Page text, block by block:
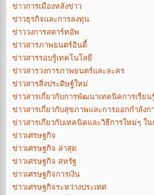
ข่าวการเมืองหลังข่าว
ข่าวธุรกิจและการลงทุน
ข่าววงการสตาร์ทอัพ
ข่าวสารภาพยนตร์อินดี้
ข่าวสารรอบรู้เทคโนโลยี
ข่าวสารวงการภาพยนตร์และละคร
ข่าวสารสิ่งประดิษฐ์ใหม่
ข่าวสารเกี่ยวกับการพัฒนาเทคนิคการเรียน
ข่าวสารเกี่ยวกับสุขภาพและการออกกำลังก
ข่าวสารเกี่ยวกับเทคนิคและวิธีการใหม่ๆ ใน
ข่าวเศรษฐกิจ
ข่าวเศรษฐกิจ ล่าสุด
ข่าวเศรษฐกิจ สหรัฐ
ข่าวเศรษฐกิจการเงิน
ข่าวเศรษฐกิจระหว่างประเทศ